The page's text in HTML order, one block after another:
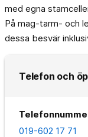
med egna
På mag-tarm- och
dessa besvär
Telefon och
019-602 17 71